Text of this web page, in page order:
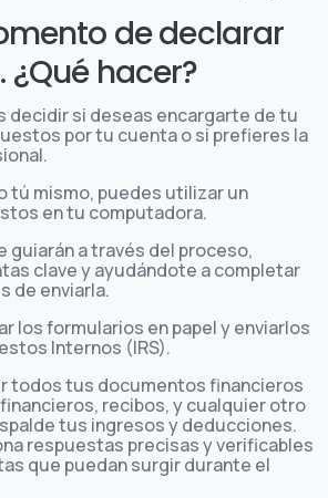
de declarar
hacer?
decidir si deseas encargarte de tu
por tu cuenta o si prefieres la
tú mismo, puedes utilizar un
en tu computadora.
guiarán a través del proceso,
clave y ayudándote a completar
de enviarla.
los formularios en papel y enviarlos
Internos (IRS).
todos tus documentos financieros
recibos, y cualquier otro
tus ingresos y deducciones.
respuestas precisas y verificables
que puedan surgir durante el